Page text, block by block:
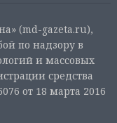
(md-gazeta.ru),
по надзору в
и массовых
средства
от 18 марта 2016